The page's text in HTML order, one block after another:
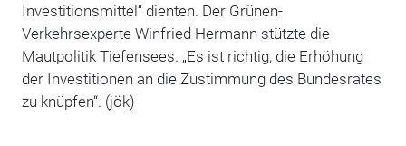
Investitionsmittel“ dienten. Der Grünen-
Verkehrsexperte Winfried Hermann stützte die
Mautpolitik Tiefensees. „Es ist richtig, die Erhöhung
der Investitionen an die Zustimmung des Bundesrates
zu knüpfen“. (jök)